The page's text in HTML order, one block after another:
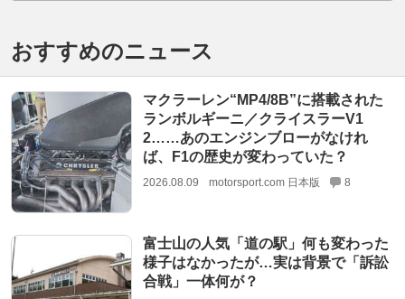
おすすめのニュース
マクラーレン“MP4/8B”に搭載された
ランボルギーニ／クライスラーV1
2……あのエンジンブローがなけれ
ば、F1の歴史が変わっていた？
2026.08.09 motorsport.com 日本版 8
富士山の人気「道の駅」何も変わった
様子はなかったが…実は背景で「訴訟
合戦」一体何が？